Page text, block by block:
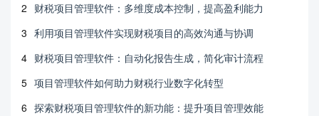
2 财税项目管理软件：多维度成本控制，提高盈利能力
3 利用项目管理软件实现财税项目的高效沟通与协调
4 财税项目管理软件：自动化报告生成，简化审计流程
5 项目管理软件如何助力财税行业数字化转型
6 探索财税项目管理软件的新功能：提升项目管理效能